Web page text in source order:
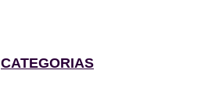
CATEGORIAS